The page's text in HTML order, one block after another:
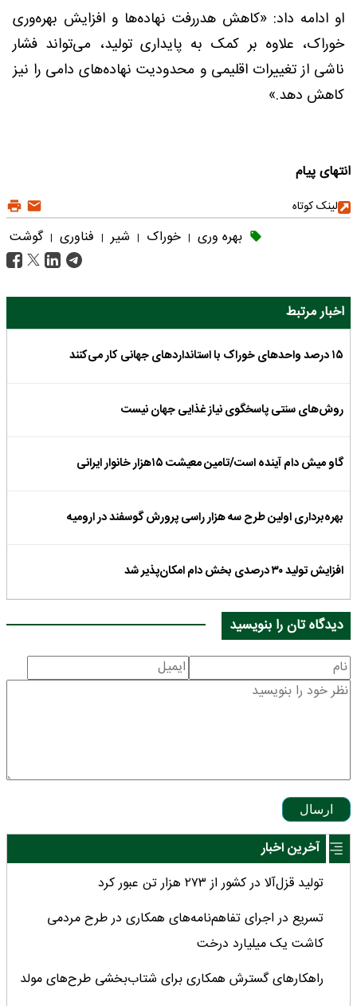
او ادامه داد: «کاهش هدررفت نهاده‌ها و افزایش بهره‌وری
خوراک، علاوه بر کمک به پایداری تولید، می‌تواند فشار
ناشی از تغییرات اقلیمی و محدودیت نهاده‌های دامی را نیز
کاهش دهد.»
انتهای پیام
لینک کوتاه
بهره وری | خوراک | شیر | فناوری | گوشت
اخبار مرتبط
۱۵ درصد واحدهای خوراک با استانداردهای جهانی کار می‌کنند
روش‌های سنتی پاسخگوی نیاز غذایی جهان نیست
گاو میش دام آینده است/تامین معیشت ۱۵هزار خانوار ایرانی
بهره‌برداری اولین طرح سه هزار راسی پرورش گوسفند در ارومیه
افزایش تولید ۳۰ درصدی بخش دام امکان‌پذیر شد
دیدگاه تان را بنویسید
ارسال
آخرین اخبار
تولید قزل‌آلا در کشور از ۲۷۳ هزار تن عبور کرد
تسریع در اجرای تفاهم‌نامه‌های همکاری در طرح مردمی
کاشت یک میلیارد درخت
راهکارهای گسترش همکاری برای شتاب‌بخشی طرح‌های مولد